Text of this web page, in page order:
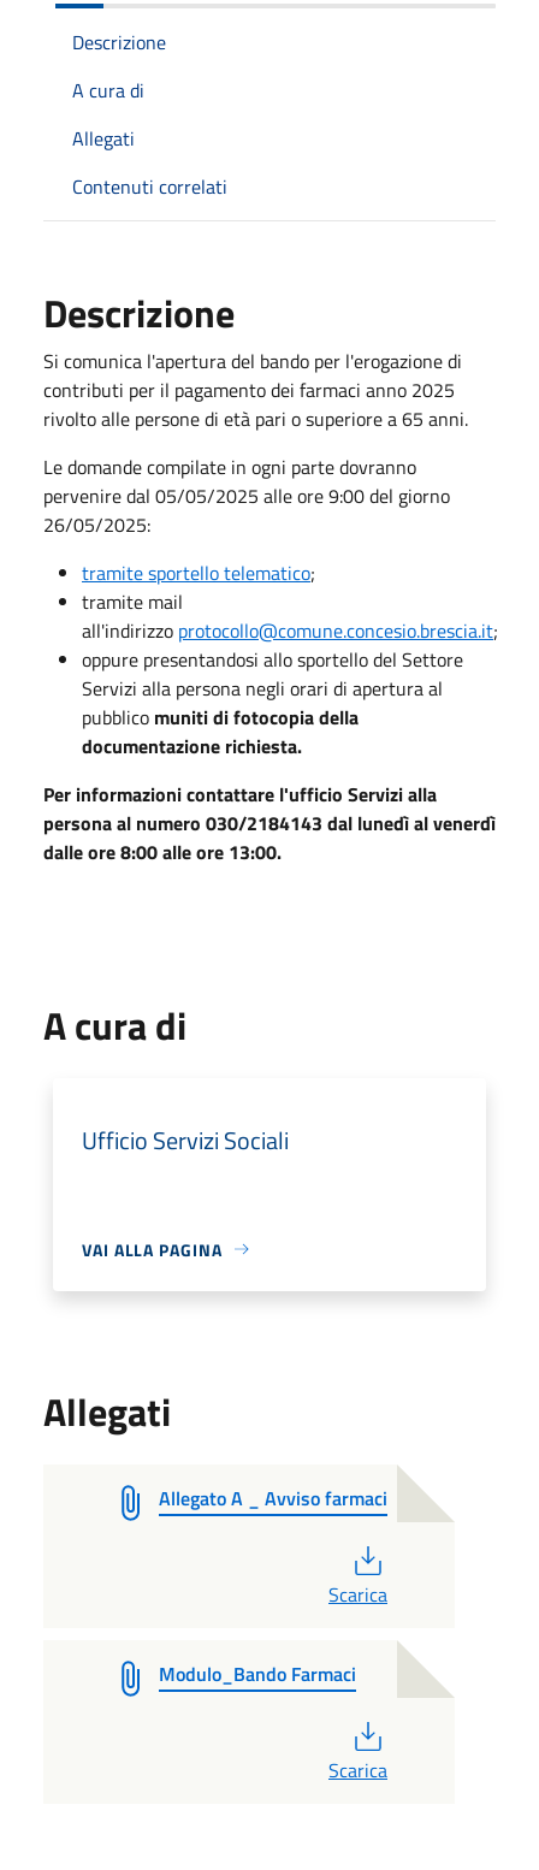
Descrizione
A cura di
Allegati
Contenuti correlati
Descrizione
Si comunica l'apertura del bando per l'erogazione di
contributi per il pagamento dei farmaci anno 2025
rivolto alle persone di età pari o superiore a 65 anni.
Le domande compilate in ogni parte dovranno
pervenire dal 05/05/2025 alle ore 9:00 del giorno
26/05/2025:
tramite sportello telematico;
tramite mail
all'indirizzo protocollo@comune.concesio.brescia.it;
oppure presentandosi allo sportello del Settore
Servizi alla persona negli orari di apertura al
pubblico muniti di fotocopia della
documentazione richiesta.
Per informazioni contattare l'ufficio Servizi alla
persona al numero 030/2184143 dal lunedì al venerdì
dalle ore 8:00 alle ore 13:00.
A cura di
Ufficio Servizi Sociali
VAI ALLA PAGINA
Allegati
Allegato A _ Avviso farmaci
Scarica
Modulo_Bando Farmaci
Scarica